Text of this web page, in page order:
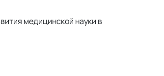
медицинской науки в